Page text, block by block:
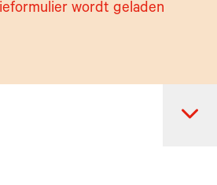
wordt geladen